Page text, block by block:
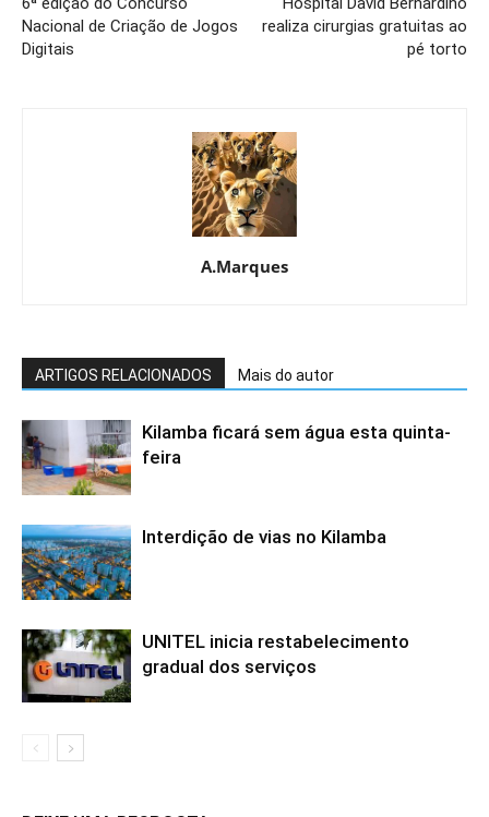
Nacional de Criação de Jogos
Digitais
realiza cirurgias gratuitas ao
pé torto
A.Marques
ARTIGOS RELACIONADOS Mais do autor
Kilamba ficará sem água esta quinta-
feira
Interdição de vias no Kilamba
UNITEL inicia restabelecimento
gradual dos serviços